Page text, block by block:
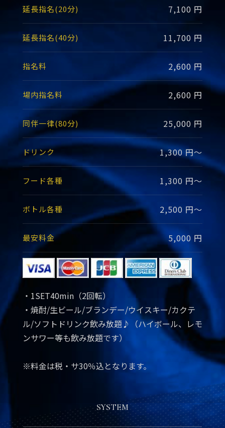
延長指名(20分) 7,100 円
延長指名(40分) 11,700 円
指名料 2,600 円
場内指名料 2,600 円
同伴一律(80分) 25,000 円
ドリンク 1,300 円～
フード各種 1,300 円～
ボトル各種 2,500 円～
最安料金 5,000 円
・1SET40min（2回転）
・焼酎/生ビール/ブランデー/ウイスキー/カクテ
ル/ソフトドリンク飲み放題♪（ハイボール、レモ
ンサワー等も飲み放題です）
※料金は税・サ30％込となります。
SYSTEM